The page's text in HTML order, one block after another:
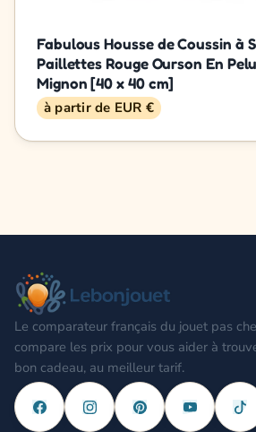
Fabulous Housse de Coussin à
Paillettes Rouge Ourson En
Mignon [40 x 40 cm]
à partir de EUR €
Le comparateur français du jouet pas
compare les prix pour vous aider à
bon cadeau, au meilleur tarif.